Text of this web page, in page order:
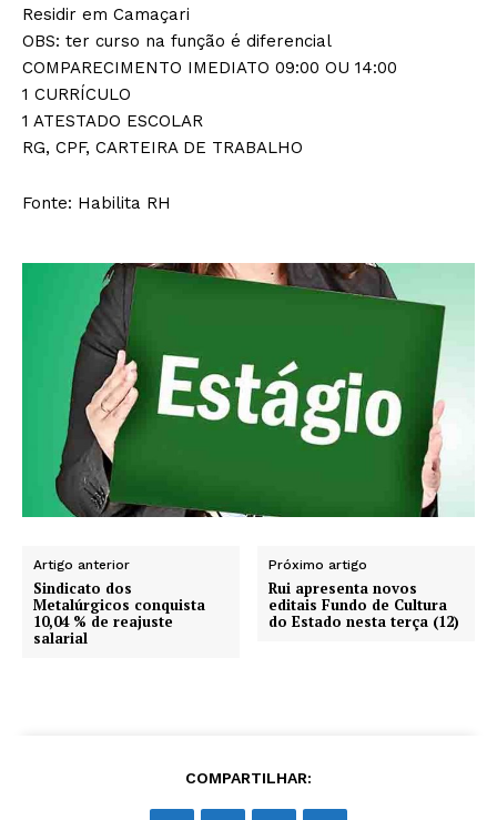
Residir em Camaçari
OBS: ter curso na função é diferencial
COMPARECIMENTO IMEDIATO 09:00 OU 14:00
1 CURRÍCULO
1 ATESTADO ESCOLAR
RG, CPF, CARTEIRA DE TRABALHO
Fonte: Habilita RH
Artigo anterior
Sindicato dos
Metalúrgicos conquista
10,04 % de reajuste
salarial
Próximo artigo
Rui apresenta novos
editais Fundo de Cultura
do Estado nesta terça (12)
COMPARTILHAR: